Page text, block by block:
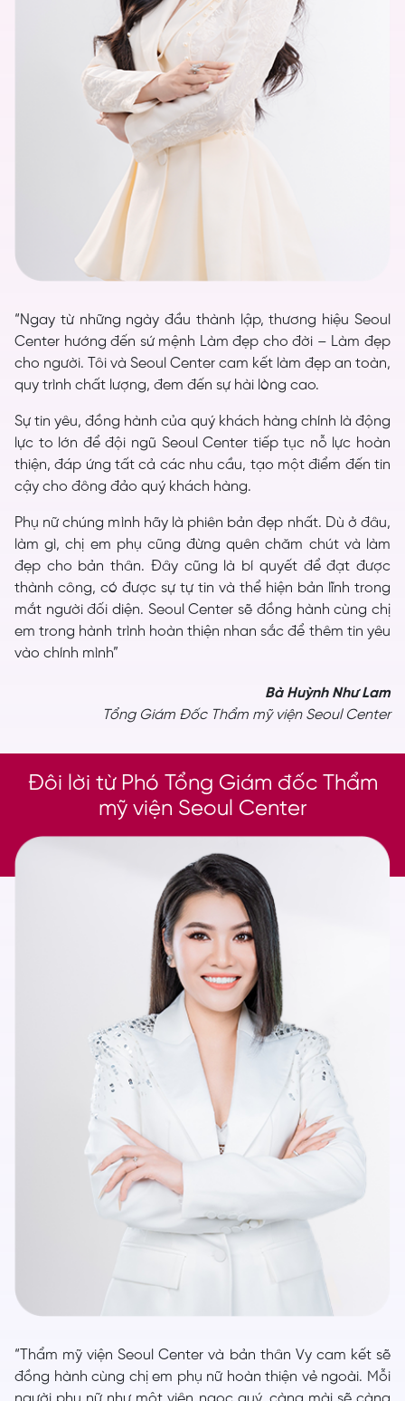
“Ngay từ những ngày đầu thành lập, thương hiệu Seoul
Center hướng đến sứ mệnh Làm đẹp cho đời – Làm đẹp
cho người. Tôi và Seoul Center cam kết làm đẹp an toàn,
quy trình chất lượng, đem đến sự hài lòng cao.
Sự tin yêu, đồng hành của quý khách hàng chính là động
lực to lớn để đội ngũ Seoul Center tiếp tục nỗ lực hoàn
thiện, đáp ứng tất cả các nhu cầu, tạo một điểm đến tin
cậy cho đông đảo quý khách hàng.
Phụ nữ chúng mình hãy là phiên bản đẹp nhất. Dù ở đâu,
làm gì, chị em phụ cũng đừng quên chăm chút và làm
đẹp cho bản thân. Đây cũng là bí quyết để đạt được
thành công, có được sự tự tin và thể hiện bản lĩnh trong
mắt người đối diện. Seoul Center sẽ đồng hành cùng chị
em trong hành trình hoàn thiện nhan sắc để thêm tin yêu
vào chính mình”
Bà Huỳnh Như Lam
Tổng Giám Đốc Thẩm mỹ viện Seoul Center
Đôi lời từ Phó Tổng Giám đốc Thẩm
mỹ viện Seoul Center
“Thẩm mỹ viện Seoul Center và bản thân Vy cam kết sẽ
đồng hành cùng chị em phụ nữ hoàn thiện vẻ ngoài. Mỗi